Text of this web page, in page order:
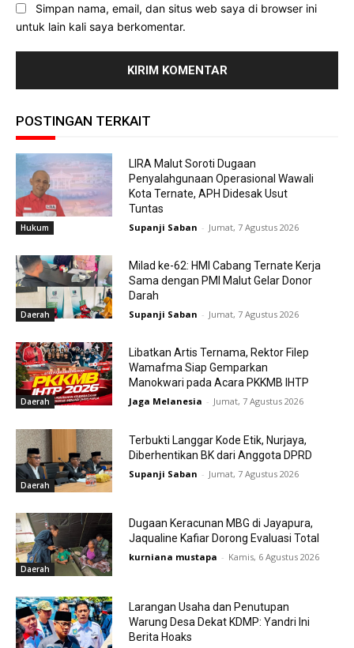
Simpan nama, email, dan situs web saya di browser ini
untuk lain kali saya berkomentar.
POSTINGAN TERKAIT
Hukum
LIRA Malut Soroti Dugaan
Penyalahgunaan Operasional Wawali
Kota Ternate, APH Didesak Usut
Tuntas
Supanji Saban - Jumat, 7 Agustus 2026
Daerah
Milad ke-62: HMI Cabang Ternate Kerja
Sama dengan PMI Malut Gelar Donor
Darah
Supanji Saban - Jumat, 7 Agustus 2026
Daerah
Libatkan Artis Ternama, Rektor Filep
Wamafma Siap Gemparkan
Manokwari pada Acara PKKMB IHTP
Jaga Melanesia - Jumat, 7 Agustus 2026
Daerah
Terbukti Langgar Kode Etik, Nurjaya,
Diberhentikan BK dari Anggota DPRD
Supanji Saban - Jumat, 7 Agustus 2026
Daerah
Dugaan Keracunan MBG di Jayapura,
Jaqualine Kafiar Dorong Evaluasi Total
kurniana mustapa - Kamis, 6 Agustus 2026
Larangan Usaha dan Penutupan
Warung Desa Dekat KDMP: Yandri Ini
Berita Hoaks